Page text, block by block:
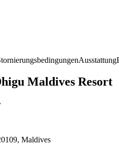
Ausstattung
Maldives Resort
Maldives